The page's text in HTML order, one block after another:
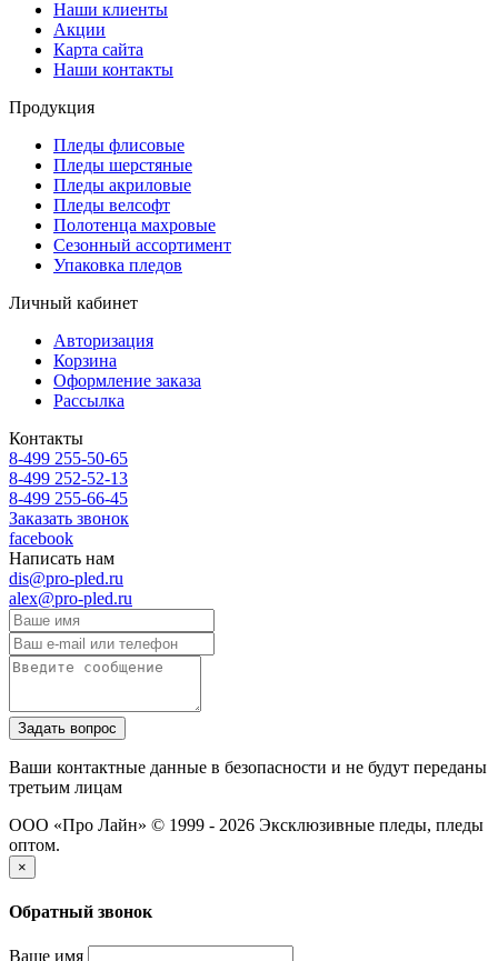
Наши клиенты
Акции
Карта сайта
Наши контакты
Продукция
Пледы флисовые
Пледы шерстяные
Пледы акриловые
Пледы велсофт
Полотенца махровые
Сезонный ассортимент
Упаковка пледов
Личный кабинет
Авторизация
Корзина
Оформление заказа
Рассылка
Контакты
8-499 255-50-65
8-499 252-52-13
8-499 255-66-45
Заказать звонок
facebook
Написать нам
dis@pro-pled.ru
alex@pro-pled.ru
Ваши контактные данные в безопасности и не будут переданы
третьим лицам
ООО «Про Лайн» © 1999 - 2026 Эксклюзивные пледы, пледы
оптом.
×
Обратный звонок
Ваше имя